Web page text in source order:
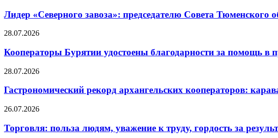
Лидер «Северного завоза»: председателю Совета
28.07.2026
Кооператоры Бурятии удостоены благодарности за помощь в
28.07.2026
Гастрономический рекорд архангельских кооператоров:
26.07.2026
Торговля: польза людям, уважение к труду, гордость за